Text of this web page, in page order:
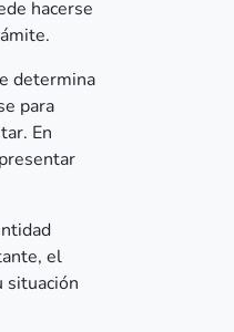
hacerse
determina
para
En
el
situación